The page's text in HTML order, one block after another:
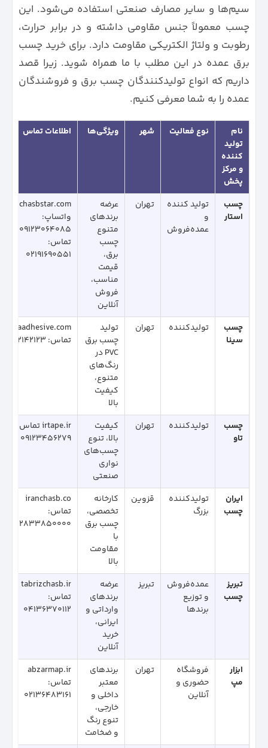
سیم‌ها و سایر مصارف صنعتی استفاده می‌شود. این
چسب معمولاً جنس مقاومی داشته و در برابر حرارت،
رطوبت و ولتاژ الکتریکی مقاومت دارد. برای خرید چسب
برق عمده در این مطلب با ما همراه شوید. زیرا قصد
داریم که انواع تولیدکنندگان چسب برق و فروشندگان
عمده را به شما معرفی کنیم.
نام
تولید
کننده
و مرکز
پخش
نوع فعالیت شهر ویژگی‌ها اطلاعات تماس
چسب
استار
تولید کننده
و
عمده‌فروش
تهران
عرضه
برندهای
متنوع
چسب
برق،
قیمت
مناسب،
فروش
آنلاین
chasbstar.com
واتساپ:
09123064085
تماس:
02191690551
چسب
سینا
تولیدکننده تهران
تولید
چسب برق
PVC در
رنگ‌های
متنوع،
کیفیت
بالا
sinaadhesive.com
تماس: 02142123
چسب
تاو
تولیدکننده تهران
کیفیت
بالا، تنوع
چسب‌های
نواری
صنعتی
irtape.ir تماس:
09123456279
ایران
چسب
تولیدکننده
بزرگ
قزوین
کارخانه
تخصصی،
چسب برق
با
مقاومت
بالا
iranchasb.co
تماس:
02833850000
تبریز
چسب
عمده‌فروش
و توزیع
برندها
تبریز
عرضه
برندهای
وارداتی و
ایرانی،
خرید
آنلاین
tabrizchasb.ir
تماس:
04136370112
ابزار
مپ
فروشگاه
حضوری و
آنلاین
تهران
برندهای
معتبر
داخلی و
خارجی،
تنوع رنگ
و ضخامت
abzarmap.ir
تماس:
02136483161